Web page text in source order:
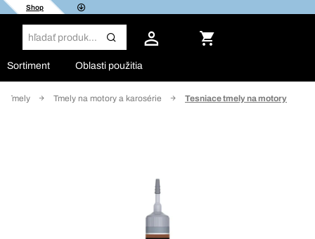
Shop
Sortiment Oblasti použitia
Tmely Tmely na motory a karosérie Tesniace tmely na motory